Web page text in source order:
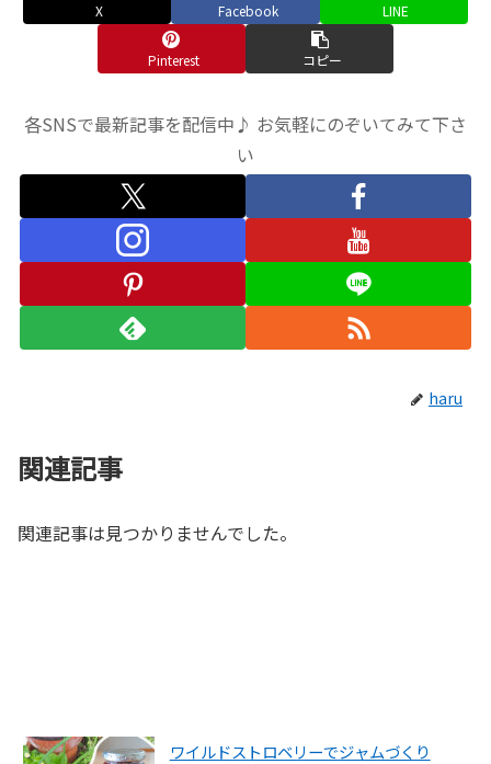
X Facebook LINE
Pinterest コピー
各SNSで最新記事を配信中♪ お気軽にのぞいてみて下さ
い
haru
関連記事
関連記事は見つかりませんでした。
ワイルドストロベリーでジャムづくり